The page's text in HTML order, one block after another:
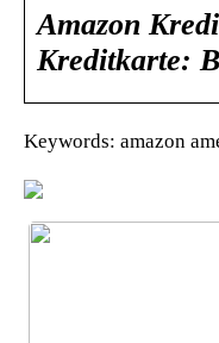
Amazon
Kreditkarte:
Keywords: amazon